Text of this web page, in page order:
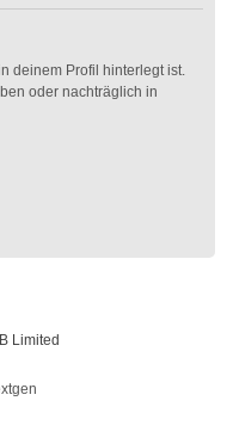
deinem Profil hinterlegt ist.
oder nachträglich in
Limited